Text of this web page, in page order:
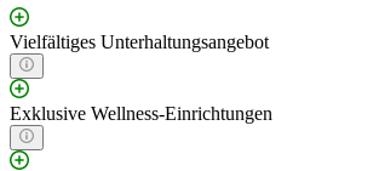
Vielfältiges Unterhaltungsangebot
Exklusive Wellness-Einrichtungen